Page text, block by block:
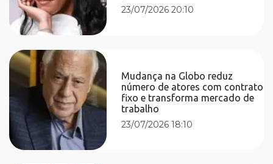
23/07/2026 20:10
Mudança na Globo reduz
número de atores com contrato
fixo e transforma mercado de
trabalho
23/07/2026 18:10